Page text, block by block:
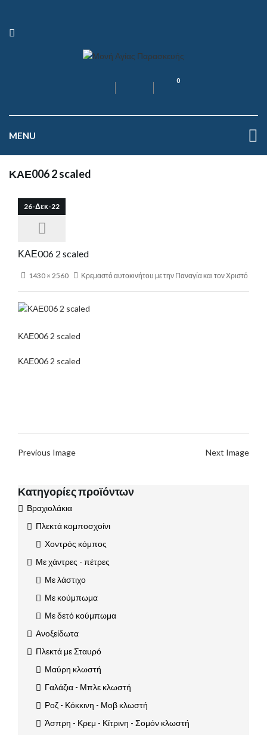
0
MENU
ΚΑΕ006 2 scaled
26-Δεκ-22
ΚΑΕ006 2 scaled
1430 × 2560 Κρεμαστό αυτοκινήτου με την Παναγία και τον Χριστό
ΚΑΕ006 2 scaled
ΚΑΕ006 2 scaled
Previous Image Next Image
Κατηγορίες προϊόντων
Βραχιολάκια
Πλεκτά κομποσχοίνι
Χοντρός κόμπος
Με χάντρες - πέτρες
Με λάστιχο
Με κούμπωμα
Με δετό κούμπωμα
Ανοξείδωτα
Πλεκτά με Σταυρό
Μαύρη κλωστή
Γαλάζια - Μπλε κλωστή
Ροζ - Κόκκινη - Μοβ κλωστή
Άσπρη - Κρεμ - Κίτρινη - Σομόν κλωστή